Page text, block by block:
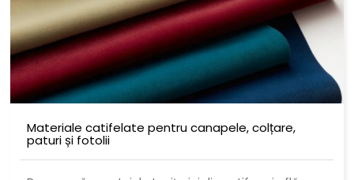
Materiale catifelate pentru canapele, colțare,
paturi și fotolii